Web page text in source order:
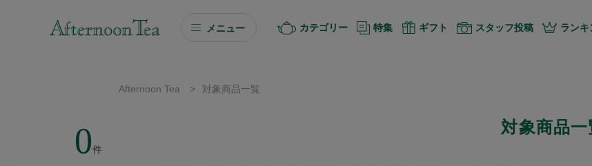
メニュー
ソーシャルギフト
カテゴリー 特集 ギフト スタッフ投稿 ランキ
Afternoon Tea > 対象商品一覧
0件
対象商品一